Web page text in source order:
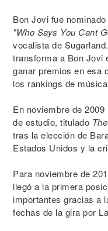
Bon Jovi fue
"Who Says You Cant
vocalista de
transforma a Bon Jovi
ganar premios en esa
los rankings de
En noviembre de
de estudio, titulado
tras la elección de
Estados Unidos y la
Para noviembre de
llegó a la primera
importantes gracias a
fechas de la gira por